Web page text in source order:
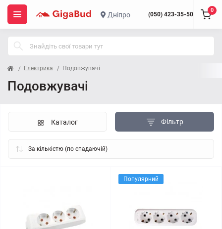
Дніпро (050) 423-35-50
0
Електрика Подовжувачі
Подовжувачі
Фільтр
Каталог
Популярний